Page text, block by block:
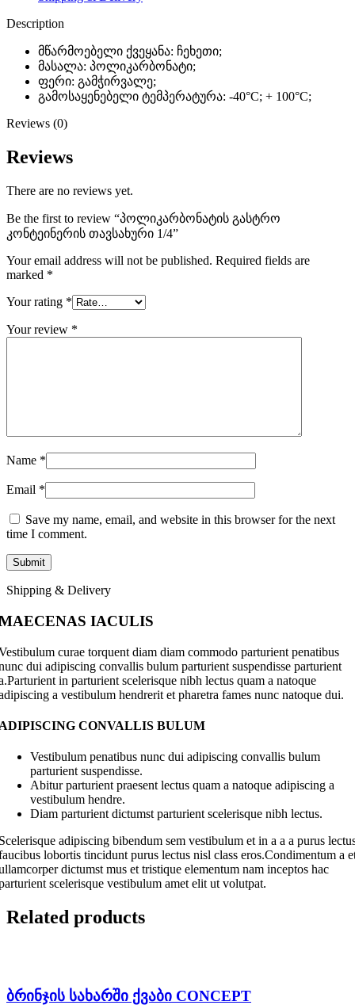
Description
მწარმოებელი ქვეყანა: ჩეხეთი;
მასალა: პოლიკარბონატი;
ფერი: გამჭირვალე;
გამოსაყენებელი ტემპერატურა: -40°C; + 100°C;
Reviews (0)
Reviews
There are no reviews yet.
Be the first to review “პოლიკარბონატის გასტრო
კონტეინერის თავსახური 1/4”
Your email address will not be published. Required fields are
marked *
Your rating *
Your review *
Name *
Email *
Save my name, email, and website in this browser for the next
time I comment.
Shipping & Delivery
IACULIS
curae torquent diam diam commodo parturient penatibus
dui adipiscing convallis bulum parturient suspendisse parturient
in parturient scelerisque nibh lectus quam a natoque
a vestibulum hendrerit et pharetra fames nunc natoque dui.
CONVALLIS BULUM
Vestibulum penatibus nunc dui adipiscing convallis bulum
parturient suspendisse.
Abitur parturient praesent lectus quam a natoque adipiscing a
vestibulum hendre.
Diam parturient dictumst parturient scelerisque nibh lectus.
adipiscing bibendum sem vestibulum et in a a a purus
lobortis tincidunt purus lectus nisl class eros.Condimentum a
dictumst mus et tristique elementum nam inceptos hac
scelerisque vestibulum amet elit ut volutpat.
Related products
ბრინჯის სახარში ქვაბი CONCEPT